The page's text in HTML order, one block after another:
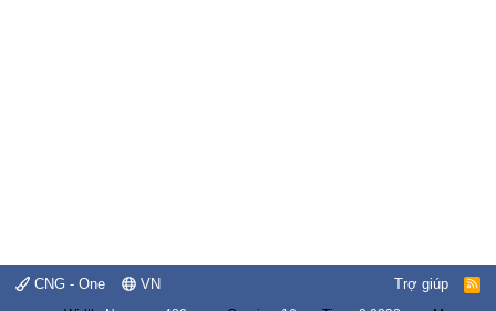
CNG - One VN Trợ giúp
R